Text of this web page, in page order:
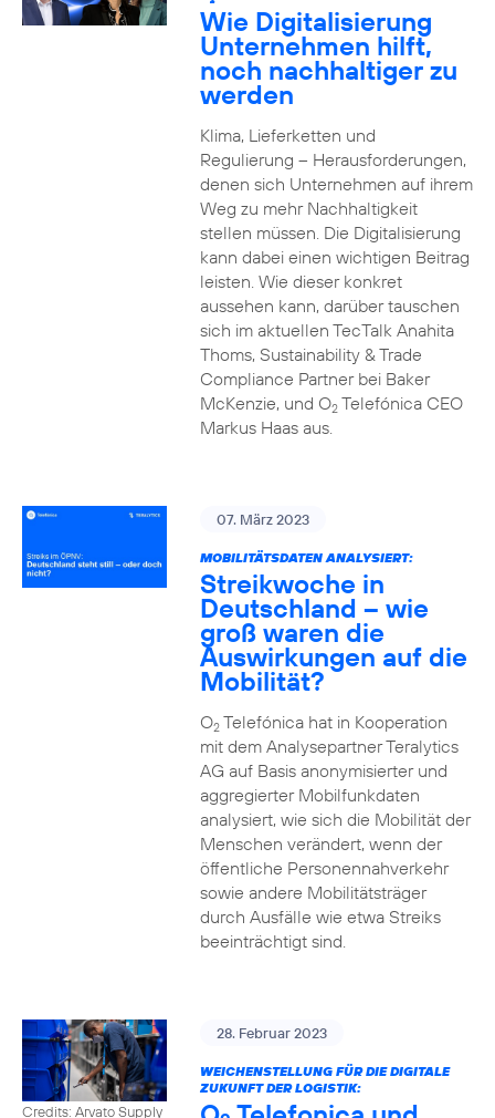
Wie Digitalisierung
Unternehmen hilft,
noch nachhaltiger zu
werden
Klima, Lieferketten und
Regulierung – Herausforderungen,
denen sich Unternehmen auf ihrem
Weg zu mehr Nachhaltigkeit
stellen müssen. Die Digitalisierung
kann dabei einen wichtigen Beitrag
leisten. Wie dieser konkret
aussehen kann, darüber tauschen
sich im aktuellen TecTalk Anahita
Thoms, Sustainability & Trade
Compliance Partner bei Baker
McKenzie, und O2Telefónica CEO
Markus Haas aus.
07. März 2023
MOBILITÄTSDATEN ANALYSIERT:
Streikwoche in
Deutschland – wie
groß waren die
Auswirkungen auf die
Mobilität?
O2Telefónica hat in Kooperation
mit dem Analysepartner Teralytics
AG auf Basis anonymisierter und
aggregierter Mobilfunkdaten
analysiert, wie sich die Mobilität der
Menschen verändert, wenn der
öffentliche Personennahverkehr
sowie andere Mobilitätsträger
durch Ausfälle wie etwa Streiks
beeinträchtigt sind.
Credits: Arvato Supply
28. Februar 2023
WEICHENSTELLUNG FÜR DIE DIGITALE
ZUKUNFT DER LOGISTIK: